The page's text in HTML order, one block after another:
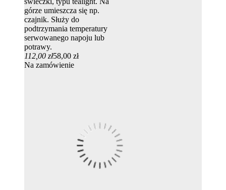
górze umieszcza się np.
czajnik. Służy do
podtrzymania temperatury
serwowanego napoju lub
potrawy.
112,00 zł58,00 zł
Na zamówienie